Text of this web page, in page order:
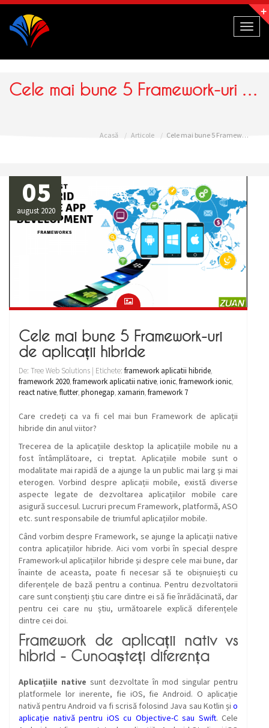
Navigație
Cele mai bune 5 Framework-uri de aplicații hibride
Acasă Articole Cele mai bune 5 Framework-uri de aplicații hibride
05
august 2020
Cele mai bune 5 Framework-uri
de aplicații hibride
De: Tree Web Solutions | Etichete: framework aplicatii hibride,
framework 2020,framework aplicatii native,ionic,framework ionic,
react native,flutter,phonegap,xamarin,framework 7
Care credeți ca va fi cel mai bun Framework de aplicații
hibride din anul viitor?
Trecerea de la aplicațiile desktop la aplicațiile mobile nu a
fost întâmplătoare, ci treptat. Aplicațiile mobile sunt o
modalitate mai rapidă de a ajunge la un public mai larg și mai
eterogen. Vorbind despre aplicații mobile, există diverse
aspecte legate de dezvoltarea aplicațiilor mobile care
asigură succesul. Lucruri precum Framework, platformă, ASO
etc. sunt responsabile de triumful aplicațiilor mobile.
Când vorbim despre Framework, se ajunge la aplicații native
contra aplicațiilor hibride. Aici vom vorbi în special despre
Framework-ul aplicațiilor hibride și despre cele mai bune, dar
înainte de aceasta, poate fi necesar să te obișnuiești cu
diferențele de bază pentru a continua. Pentru dezvoltatorii
care sunt conștienți știu care dintre ei să fie înrădăcinată, dar
pentru cei care nu știu, următoarele explică diferențele
dintre cei doi.
Framework de aplicații nativ vs
hibrid - Cunoașteți diferența
Aplicațiile native sunt dezvoltate în mod singular pentru
platformele lor inerente, fie iOS, fie Android. O aplicație
nativă pentru Android va fi scrisă folosind Java sau Kotlin șio
aplicație nativă pentru iOS cu Objective-C sau Swift. Cele